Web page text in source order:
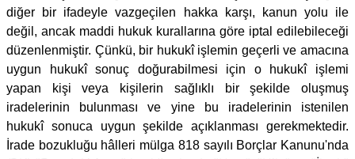
diğer bir ifadeyle vazgeçilen hakka karşı, kanun yolu ile
değil, ancak maddi hukuk kurallarına göre iptal edilebileceği
düzenlenmiştir. Çünkü, bir hukukî işlemin geçerli ve amacına
uygun hukukî sonuç doğurabilmesi için o hukukî işlemi
yapan kişi veya kişilerin sağlıklı bir şekilde oluşmuş
iradelerinin bulunması ve yine bu iradelerinin istenilen
hukukî sonuca uygun şekilde açıklanması gerekmektedir.
İrade bozukluğu hâlleri mülga 818 sayılı Borçlar Kanunu'nda